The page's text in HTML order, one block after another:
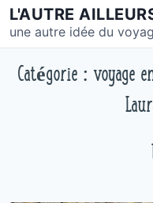
i
L'AUTRE
une autre idée du
Catégorie : voyage